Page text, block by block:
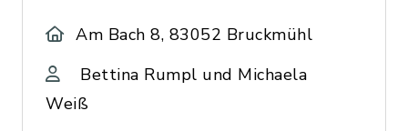
Am Bach 8, 83052 Bruckmühl
Bettina Rumpl und Michaela
Weiß